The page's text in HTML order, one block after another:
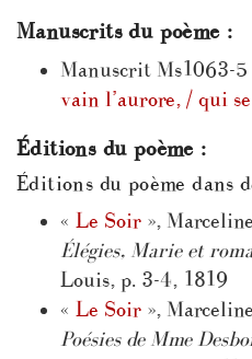
Manuscrits du poème :
Manuscrit Ms1063-5
vain l’aurore, / qui
Éditions du poème :
Éditions du poème dans
« Le Soir »,
Élégies, Marie et
Louis, p. 3-4, 1819
« Le Soir »,
Poésies de Mme